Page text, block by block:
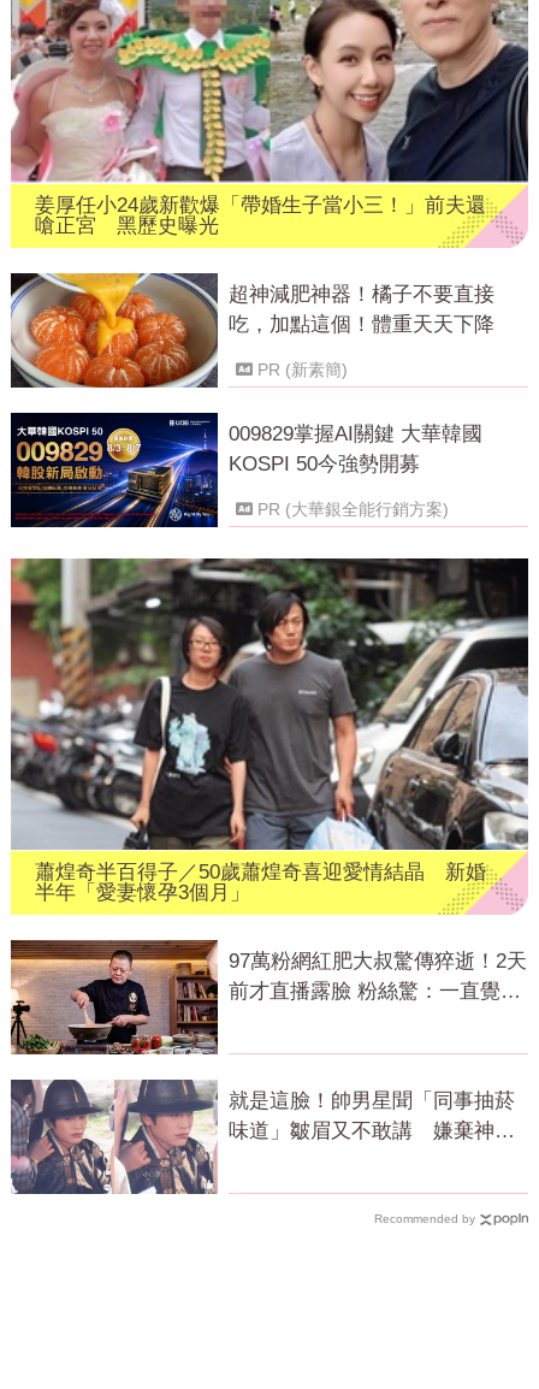
姜厚任小24歲新歡爆「帶婚生子當小三！」前夫還
嗆正宮 黑歷史曝光
超神減肥神器！橘子不要直接
吃，加點這個！體重天天下降
PR (新素簡)
009829掌握AI關鍵 大華韓國
KOSPI 50今強勢開募
PR (大華銀全能行銷方案)
蕭煌奇半百得子／50歲蕭煌奇喜迎愛情結晶 新婚
半年「愛妻懷孕3個月」
97萬粉網紅肥大叔驚傳猝逝！2天
前才直播露臉 粉絲驚：一直覺得
就是這臉！帥男星聞「同事抽菸
味道」皺眉又不敢講 嫌棄神情
Recommended by